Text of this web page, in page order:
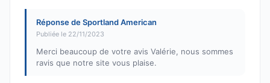
Réponse de Sportland American
Publiée le 22/11/2023
Merci beaucoup de votre avis Valérie, nous sommes
ravis que notre site vous plaise.